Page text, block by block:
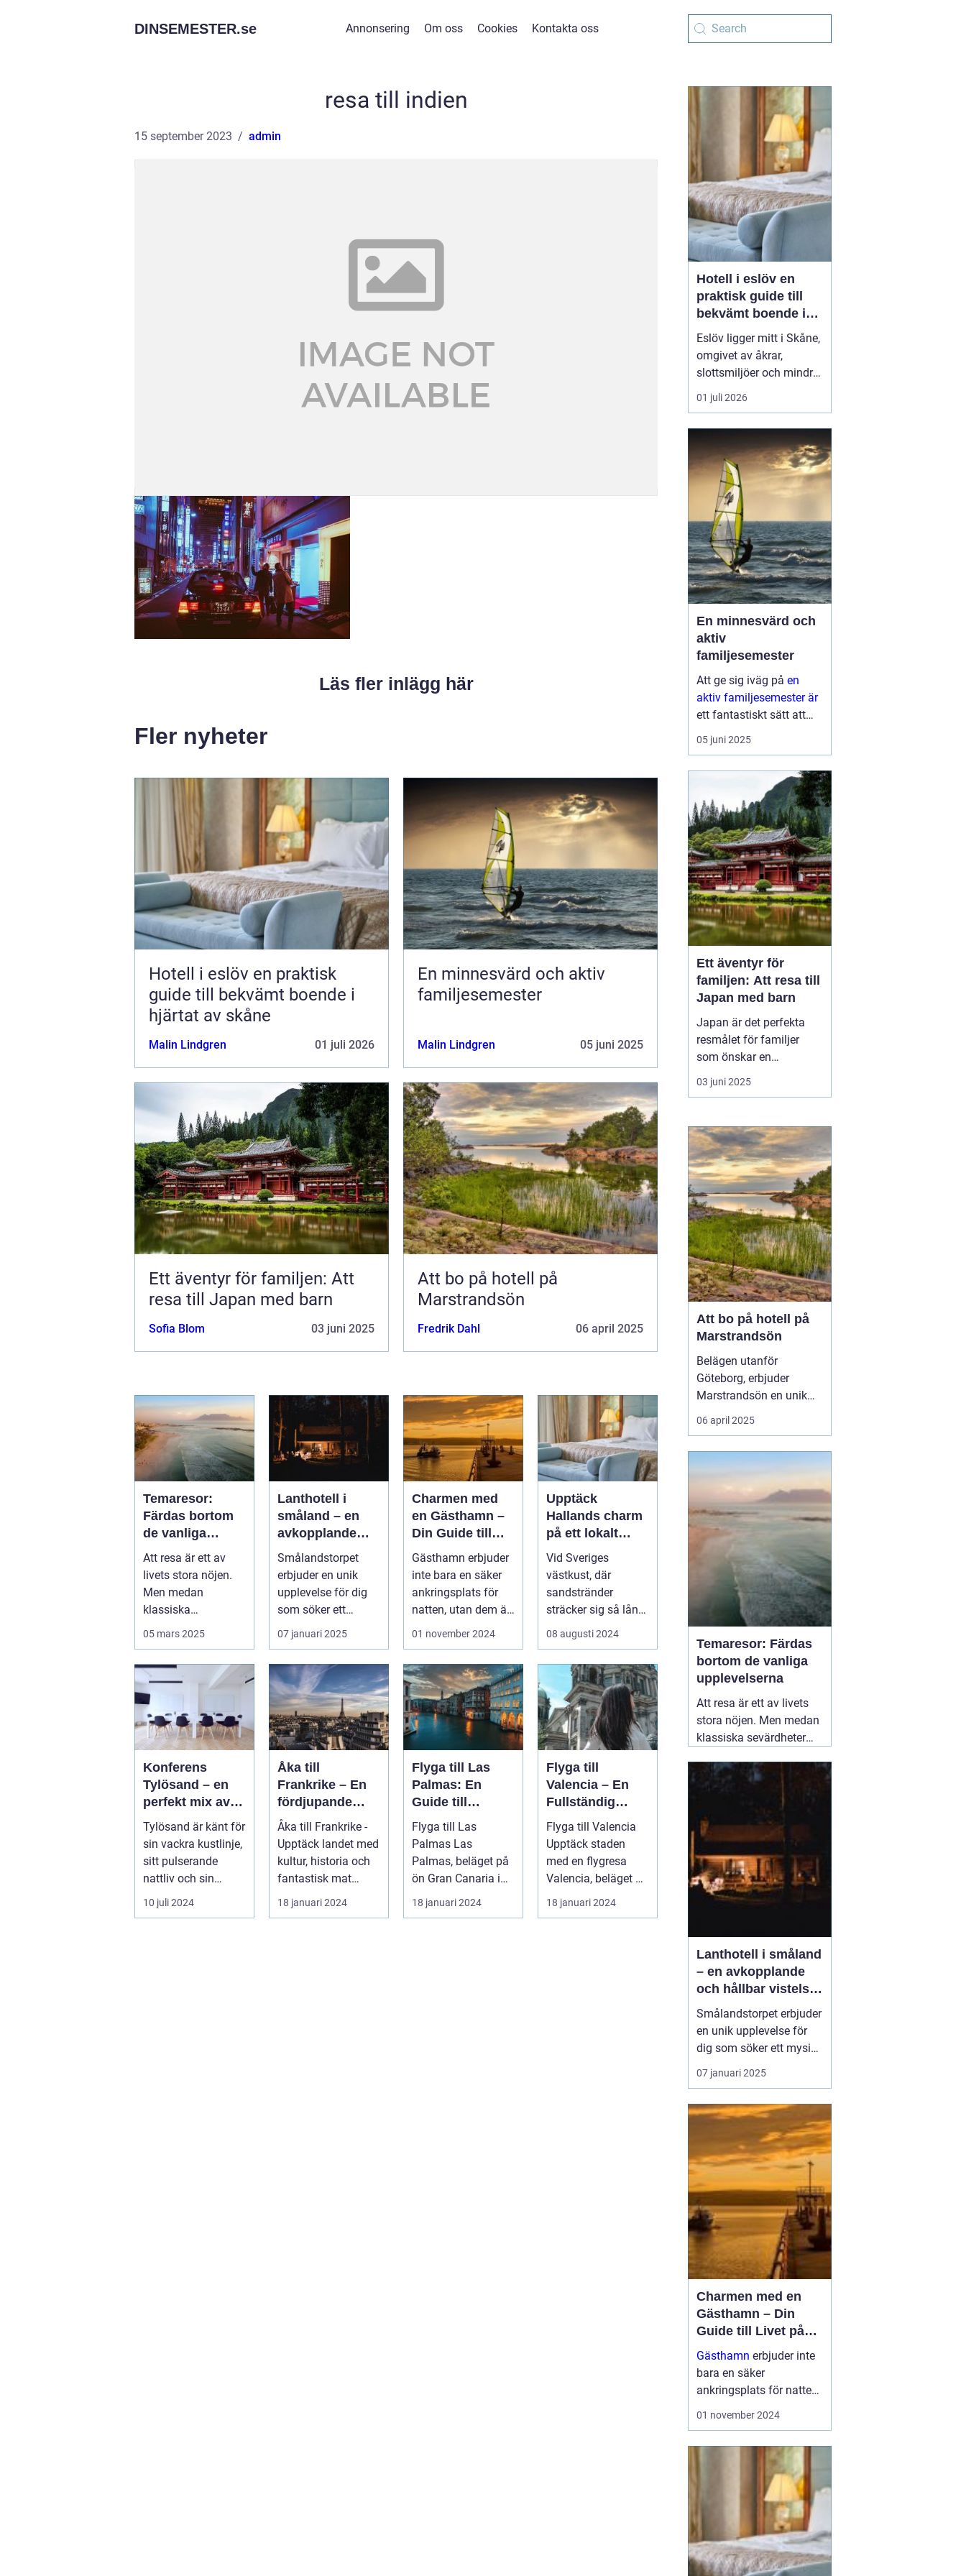
DINSEMESTER.se Annonsering Om oss Cookies Kontakta oss
resa till indien
15 september 2023 admin
Läs fler inlägg här
Fler nyheter
Hotell i eslöv en praktisk
guide till bekvämt boende i
hjärtat av skåne
Malin Lindgren 01 juli 2026
En minnesvärd och aktiv
familjesemester
Malin Lindgren 05 juni 2025
Ett äventyr för familjen: Att
resa till Japan med barn
Sofia Blom 03 juni 2025
Att bo på hotell på
Marstrandsön
Fredrik Dahl 06 april 2025
Temaresor:
Färdas bortom
de vanliga
upplevelserna
Att resa är ett av
livets stora nöjen.
Men medan
klassiska
05 mars 2025
Lanthotell i
småland – en
avkopplande
och hållbar
vistelse på
smålandstorpet
Smålandstorpet
erbjuder en unik
upplevelse för dig
som söker ett
mysigt lanthotell i...
07 januari 2025
Charmen med
en Gästhamn –
Din Guide till
Livet på
Bryggan
Gästhamn erbjuder
inte bara en säker
ankringsplats för
natten, utan dem är
01 november 2024
Upptäck
Hallands charm
på ett lokalt
hotell
Vid Sveriges
västkust, där
sandstränder
sträcker sig så långt
08 augusti 2024
Konferens
Tylösand – en
perfekt mix av
affär och nöje
Tylösand är känt för
sin vackra kustlinje,
sitt pulserande
nattliv och sin
unika...
10 juli 2024
Åka till
Frankrike – En
fördjupande
guide för
resenärer
Åka till Frankrike -
Upptäck landet med
kultur, historia och
fantastisk mat
Frankrike är ett land
s...
18 januari 2024
Flyga till Las
Palmas: En
Guide till
Kanarieöarnas
Pärla
Flyga till Las
Palmas Las
Palmas, beläget på
ön Gran Canaria i
Spanien, lockar
årligen miljontals
18 januari 2024
Flyga till
Valencia – En
Fullständig
Guide
Flyga till Valencia
Upptäck staden
med en flygresa
Valencia, beläget på
Spaniens östkust, är
en fä...
18 januari 2024
Hotell i eslöv en
praktisk guide till
bekvämt boende i
hjärtat av skåne
Eslöv ligger mitt i Skåne,
omgivet av åkrar,
slottsmiljöer och mindre
orter. Läget gör staden
till en smart bas för både
tåg når du snabbt Lund,
Malmö, Helsingborg och
Köpenhamn, och med bil
tar du dig lika smidigt
vidare ut på...
01 juli 2026
En minnesvärd och
aktiv
familjesemester
Att ge sig iväg på en
aktiv familjesemester är
ett fantastiskt sätt att
tillbringa tid med nära
och kära medan man
och platser. Det...
05 juni 2025
Ett äventyr för
familjen: Att resa till
Japan med barn
Japan är det perfekta
resmålet för familjer
som önskar en
kombination av
spännande kultur,
och moderna
underhållningsmöjlighet
er. Med sitt rykte som en
säker och ren
destination erbjuder...
03 juni 2025
Att bo på hotell på
Marstrandsön
Belägen utanför
Göteborg, erbjuder
Marstrandsön en unik
kombination av historia
och naturskönhet, vilket
resmål för turister från
hela världen. Med dess
charmiga a...
06 april 2025
Temaresor: Färdas
bortom de vanliga
upplevelserna
Att resa är ett av livets
stora nöjen. Men medan
klassiska sevärdheter
lockar många, finns det
en växande skara av
resenärer som söker
något mer speciellt.05
mars 2025
Lanthotell i småland
– en avkopplande
och hållbar vistelse
på smålandstorpet
Smålandstorpet erbjuder
en unik upplevelse för
dig som söker ett mysigt
lanthotell
Smålands skogar. Med
det perfekt för en avko...
07 januari 2025
Charmen med en
Gästhamn – Din
Guide till Livet på
Bryggan
Gästhamn erbjuder inte
bara en säker
ankringsplats för natten,
utan dem är också en
01 november 2024